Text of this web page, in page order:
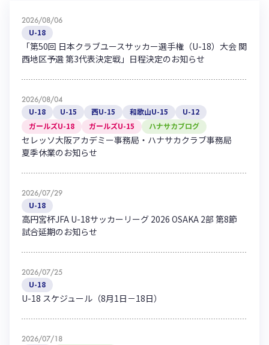
ガールズU-15
西U-15
ガールズU-18
U-18
西U-15 和歌山U-15
U-12 ガールズU-18
ガールズU-15
SELECTION
セレクション
アカデミー
セレクション
フィロソフィー
ハナサカクラブ
セレッソ大阪
2026/08/06
U-18
「第50回 日本クラブユースサッカー選手権（U-18）大会 関
西地区予選 第3代表決定戦」日程決定のお知らせ
2026/08/04
U-18 U-15 西U-15 和歌山U-15
U-12
ガールズU-18
ガールズU-15 ハナサカブログ
セレッソ大阪アカデミー事務局・ハナサカクラブ事務局
夏季休業のお知らせ
2026/07/29
U-18
高円宮杯JFA U-18サッカーリーグ 2026 OSAKA 2部 第8節
試合延期のお知らせ
2026/07/25
U-18
U-18 スケジュール（8月1日－18日）
2026/07/18